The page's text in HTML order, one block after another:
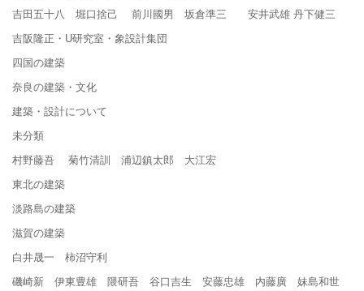
吉田五十八 堀口捨己 前川國男 坂倉準三 安井武雄 丹下健三
吉阪隆正・U研究室・象設計集団
四国の建築
奈良の建築・文化
建築・設計について
未分類
村野藤吾 菊竹清訓 浦辺鎮太郎 大江宏
東北の建築
淡路島の建築
滋賀の建築
白井晟一 柿沼守利
磯崎新 伊東豊雄 隈研吾 谷口吉生 安藤忠雄 内藤廣 妹島和世